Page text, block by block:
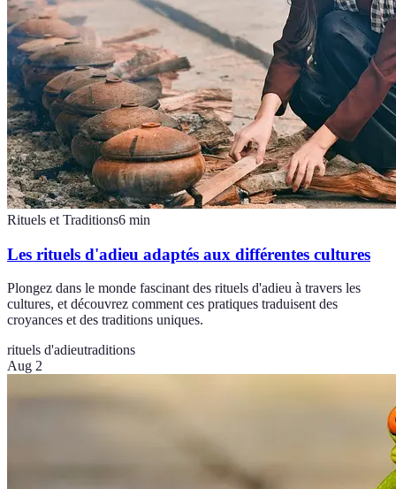
Rituels et Traditions6 min
Les rituels d'adieu adaptés aux différentes cultures
Plongez dans le monde fascinant des rituels d'adieu à travers les
cultures, et découvrez comment ces pratiques traduisent des
croyances et des traditions uniques.
rituels d'adieutraditions
Aug 2